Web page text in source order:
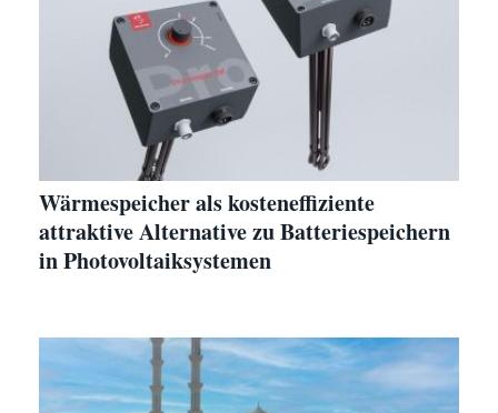
Wärmespeicher als kosteneffiziente
attraktive Alternative zu Batteriespeichern
in Photovoltaiksystemen